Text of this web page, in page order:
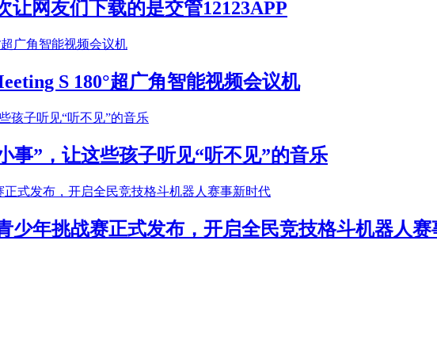
让网友们下载的是交管12123APP
S 180°超广角智能视频会议机
事”，让这些孩子听见“听不见”的音乐
少年挑战赛正式发布，开启全民竞技格斗机器人赛